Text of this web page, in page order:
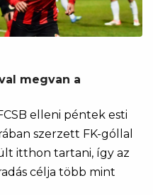
megvan a
elleni péntek esti
szerzett FK-góllal
itthon tartani, így az
célja több mint